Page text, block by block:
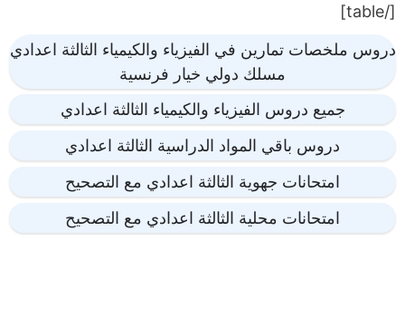
[/table]
دروس ملخصات تمارين في الفيزياء والكيمياء الثالثة اعدادي
مسلك دولي خيار فرنسية
جميع دروس الفيزياء والكيمياء الثالثة اعدادي
دروس باقي المواد الدراسية الثالثة اعدادي
امتحانات جهوية الثالثة اعدادي مع التصحيح
امتحانات محلية الثالثة اعدادي مع التصحيح